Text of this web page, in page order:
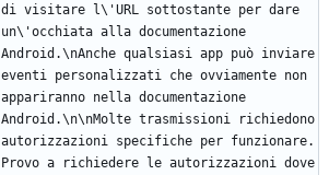
di visitare l\'URL sottostante per dare
un\'occhiata alla documentazione
Android.\nAnche qualsiasi app può inviare
eventi personalizzati che ovviamente non
appariranno nella documentazione
Android.\n\nMolte trasmissioni richiedono
autorizzazioni specifiche per funzionare.
Provo a richiedere le autorizzazioni dove